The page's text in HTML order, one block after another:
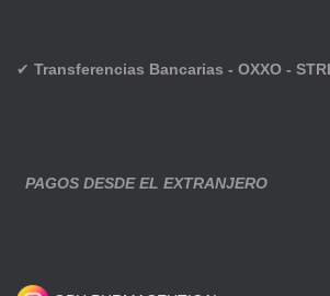
✔ Transferencias Bancarias - OXXO -
PAGOS DESDE EL EXTRANJERO